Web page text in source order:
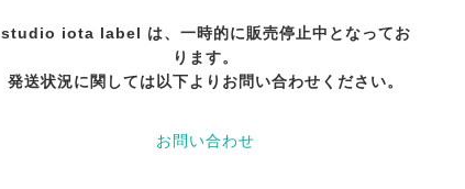
studio iota label は、一時的に販売停止中となってお
ります。
発送状況に関しては以下よりお問い合わせください。
お問い合わせ